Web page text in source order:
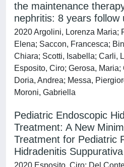
the maintenance
nephritis: 8 years follow
2020 Argolini, Lorenza Maria;
Elena; Saccon, Francesca;
Chiara; Scotti, Isabella; Carli,
Esposito, Ciro; Gerosa,
Doria, Andrea; Messa,
Moroni, Gabriella
Pediatric Endoscopic
Treatment: A New
Treatment for Pediatric
Hidradenitis Suppurativa
2020 Esposito, Ciro; Del